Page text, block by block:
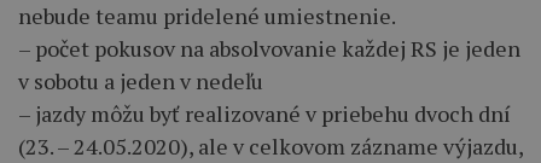
nebude teamu pridelené umiestnenie.
– počet pokusov na absolvovanie každej RS je jeden
v sobotu a jeden v nedeľu
– jazdy môžu byť realizované v priebehu dvoch dní
(23. – 24.05.2020), ale v celkovom zázname výjazdu,